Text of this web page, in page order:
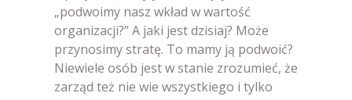
„podwoimy nasz wkład w wartość
organizacji?” A jaki jest dzisiaj? Może
przynosimy stratę. To mamy ją podwoić?
Niewiele osób jest w stanie zrozumieć, że
zarząd też nie wie wszystkiego i tylko